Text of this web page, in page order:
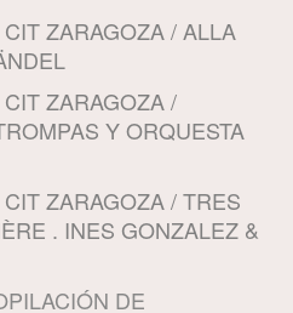
ZARAGOZA / ALLA
ZARAGOZA /
Y ORQUESTA
ZARAGOZA / TRES
. INES GONZALEZ &
DE